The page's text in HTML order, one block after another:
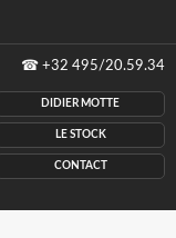
☎ +32 495/20.59.34
DIDIER MOTTE
LE STOCK
CONTACT